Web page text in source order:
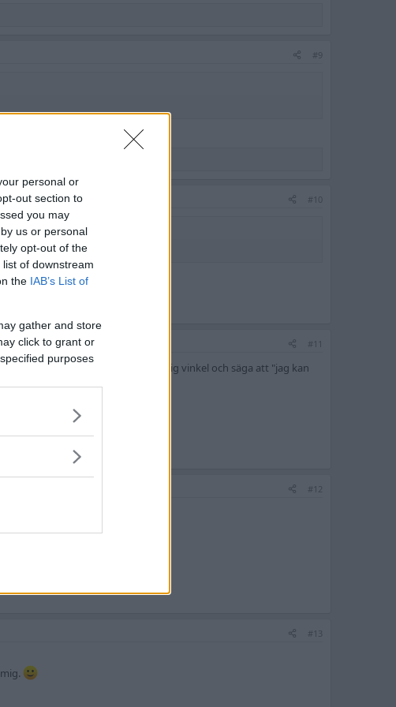
personal or
out section to
you may
us or personal
opt-out of the
of downstream
the IAB’s List of
gather and store
click to grant or
purposes
#9
#10
#11
med armen i en olustig vinkel och säga att "jag kan
#12
#13